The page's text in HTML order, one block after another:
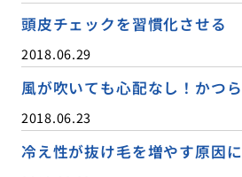
頭皮チェックを習慣化させる
2018.06.29
風が吹いても心配なし！かつ
2018.06.23
冷え性が抜け毛を増やす原因